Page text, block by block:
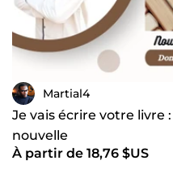
Martial4
Je vais écrire votre livre
nouvelle
À partir de 18,76 $US